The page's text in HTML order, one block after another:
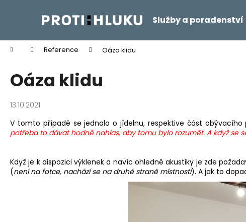
Služby a poradenství
Domů Reference Oáza klidu
Oáza klidu
13.10.2021
V tomto případě se jednalo o jídelnu, respektive část
potřeba to dávat hodně nahlas, aby tomu bylo rozumět. A když se
Když je k dispozici výklenek a navíc ohledně akustiky je zde
(není na fotce, nachází se na druhé straně místnosti). A jak to
í
Zpět
do
obchodu
Zpět
do
obchodu